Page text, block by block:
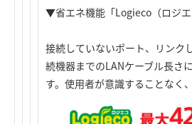
▼省エネ機能「Logieco（ロジ
接続していないポート、リンク
続機器までのLANケーブル長さ
す。使用者が意識することなく